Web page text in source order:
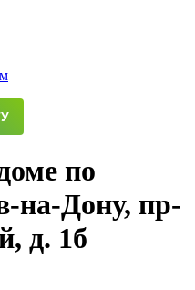
по
на-Дону, пр-
д. 1б